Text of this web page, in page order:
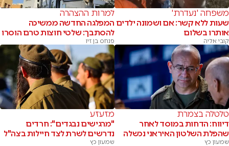
משפחה 'נעדרת'
שעות ללא קשר: אם ושמונה ילדים
אותרו בשלום
קובי אליה
למרות ההצהרה
המפלגה החדשה ממשיכה
להסתבך: שלטי חוצות טרם הוסרו
פנחס בן זיו
טלטלה בצמרת
דיווח: הדחות במוסד לאחר
שהפלת השלטון האיראני נכשלה
שמעון כץ
מזעזע
"מרגישים נבגדים": חרדים
נדרשים לשרת לצד חיילות בצה"ל
שמעון כץ